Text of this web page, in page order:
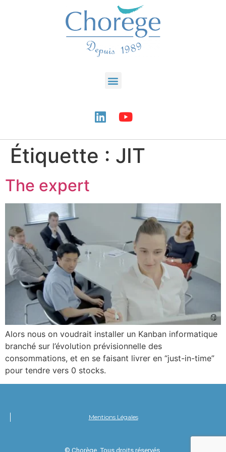
Étiquette : JIT
The expert
Alors nous on voudrait installer un Kanban informatique
branché sur l’évolution prévisionnelle des
consommations, et en se faisant livrer en “just-in-time”
pour tendre vers 0 stocks.
Mentions Légales
© Chorège. Tous droits réservés.